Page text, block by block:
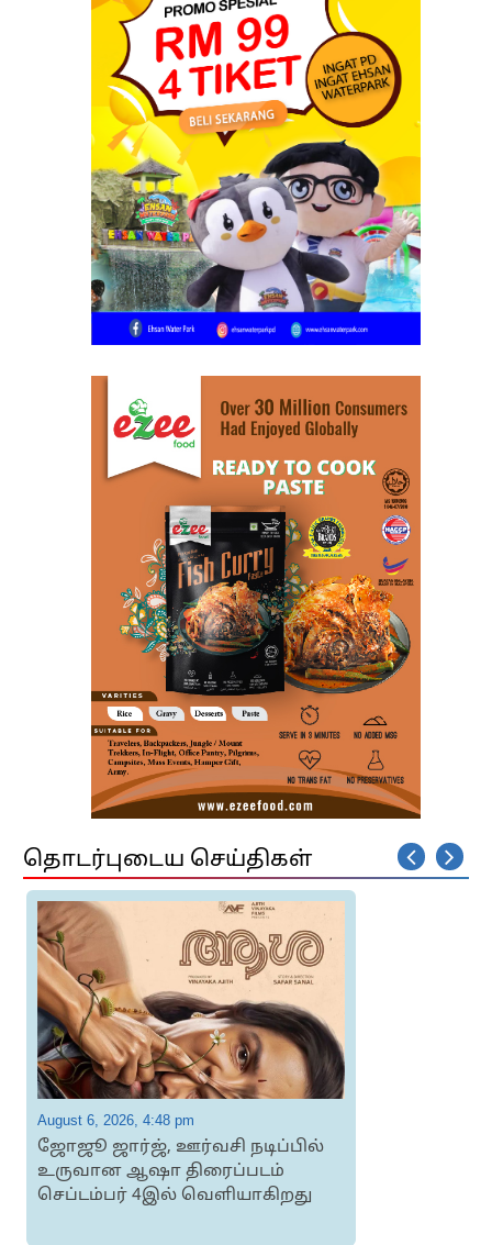
தொடர்புடைய செய்திகள்
August 6, 2026, 4:48 pm
ஜோஜூ ஜார்ஜ், ஊர்வசி நடிப்பில்
உருவான ஆஷா திரைப்படம்
செப்டம்பர் 4இல் வெளியாகிறது